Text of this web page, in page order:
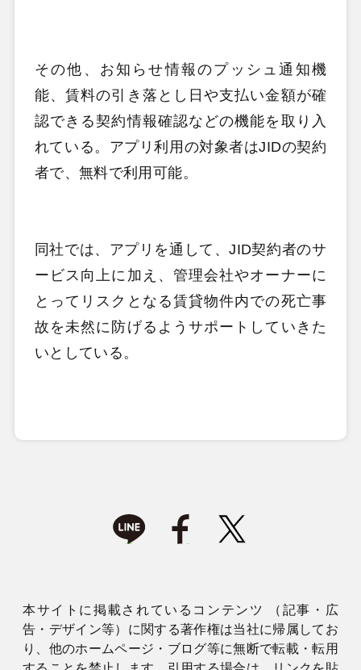
その他、お知らせ情報のプッシュ通知機
能、賃料の引き落とし日や支払い金額が確
認できる契約情報確認などの機能を取り入
れている。アプリ利用の対象者はJIDの契約
者で、無料で利用可能。
同社では、アプリを通して、JID契約者のサ
ービス向上に加え、管理会社やオーナーに
とってリスクとなる賃貸物件内での死亡事
故を未然に防げるようサポートしていきた
いとしている。
本サイトに掲載されているコンテンツ （記事・広
告・デザイン等）に関する著作権は当社に帰属してお
り、他のホームページ・ブログ等に無断で転載・転用